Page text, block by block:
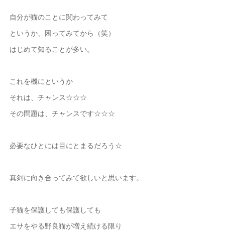
自分が猫のことに関わってみて
というか、困ってみてから（笑）
はじめて知ることが多い。
これを機にというか
それは、チャンス☆☆☆
その問題は、チャンスです☆☆☆
必要なひとには目にとまるだろう☆
真剣に向き合ってみて欲しいと思います。
子猫を保護しても保護しても
エサをやる野良猫が増え続ける限り